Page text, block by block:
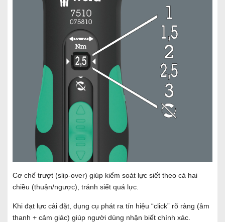
Cơ chế trượt (slip-over) giúp kiểm soát lực siết theo cả hai
chiều (thuận/ngược), tránh siết quá lực.
Khi đạt lực cài đặt, dụng cụ phát ra tín hiệu “click” rõ ràng (âm
thanh + cảm giác) giúp người dùng nhận biết chính xác.